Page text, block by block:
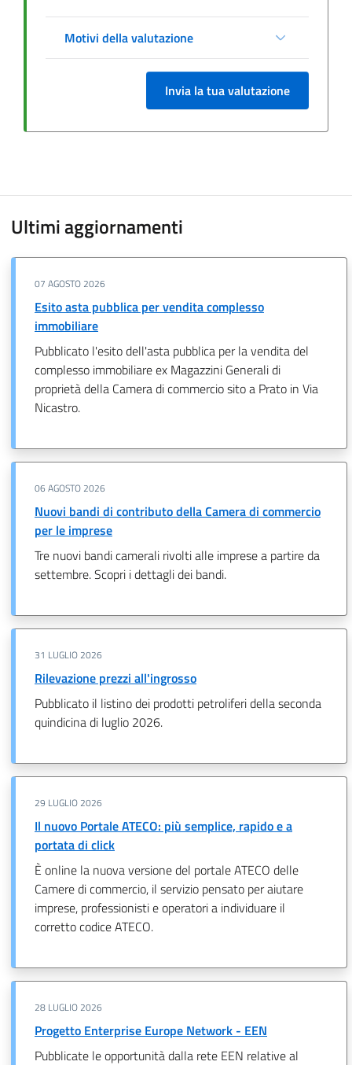
Motivi della valutazione
Invia la tua valutazione
Ultimi aggiornamenti
07 AGOSTO 2026
Esito asta pubblica per vendita complesso
immobiliare
Pubblicato l'esito dell'asta pubblica per la vendita del
complesso immobiliare ex Magazzini Generali di
proprietà della Camera di commercio sito a Prato in Via
Nicastro.
06 AGOSTO 2026
Nuovi bandi di contributo della Camera di commercio
per le imprese
Tre nuovi bandi camerali rivolti alle imprese a partire da
settembre. Scopri i dettagli dei bandi.
31 LUGLIO 2026
Rilevazione prezzi all'ingrosso
Pubblicato il listino dei prodotti petroliferi della seconda
quindicina di luglio 2026.
29 LUGLIO 2026
Il nuovo Portale ATECO: più semplice, rapido e a
portata di click
È online la nuova versione del portale ATECO delle
Camere di commercio, il servizio pensato per aiutare
imprese, professionisti e operatori a individuare il
corretto codice ATECO.
28 LUGLIO 2026
Progetto Enterprise Europe Network - EEN
Pubblicate le opportunità dalla rete EEN relative al